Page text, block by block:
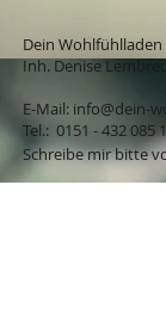
Dein
Inh. Denise
E-Mail: info@dein-
​​​​​​​​​​​​​​​​​​​​Tel.: 0151 - 432 085
Schreibe mir bitte